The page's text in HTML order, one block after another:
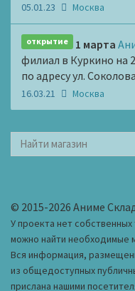
05.01.23 Москва
открытие 1 марта
филиал в Куркино на
по адресу ул.
16.03.21
Москва
© 2015-2026 Аниме
У проекта нет
можно найти необходимые
Вся информация,
из общедоступных
прислана нашими